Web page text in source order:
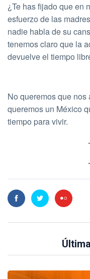
¿Te has fijado que en
esfuerzo de las
nadie habla de su
tenemos claro que la
devuelve el tiempo
No queremos que
queremos un México
tiempo para vivir.